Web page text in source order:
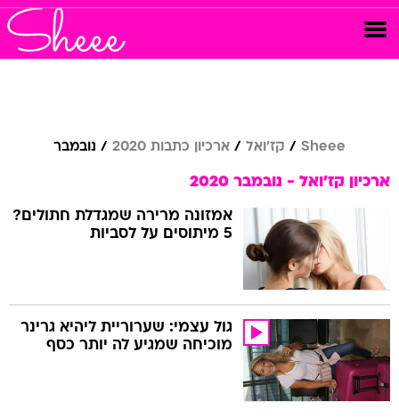
Sheee קז'ואל ארכיון כתבות 2020 נובמבר
ארכיון קז'ואל - נובמבר 2020
אמזונה מרירה שמגדלת חתולים?
5 מיתוסים על לסביות
גול עצמי: שערוריית ליהיא גרינר
מוכיחה שמגיע לה יותר כסף